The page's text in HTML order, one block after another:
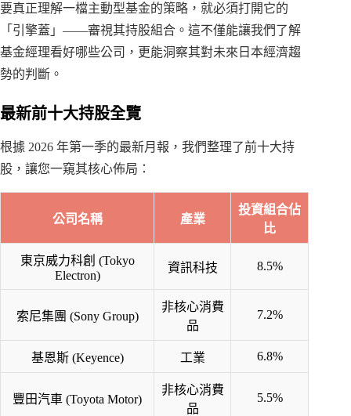
要真正理解一檔主動型基金的策略，就必須打開它的
「引擎蓋」——審視其持股組合。這不僅能讓我們了解
基金經理看好哪些公司，更能洞察其對未來日本經濟趨
勢的判斷。
最新前十大持股全覽
根據 2026 年第一季的最新月報，我們整理了前十大持
股，讓您一窺其核心佈局：
公司名稱 產業
投資組合佔
比
東京威力科創 (Tokyo
Electron)
資訊科技 8.5%
索尼集團 (Sony Group)
非核心消費
品
7.2%
基恩斯 (Keyence) 工業 6.8%
豐田汽車 (Toyota Motor)
非核心消費
品
5.5%